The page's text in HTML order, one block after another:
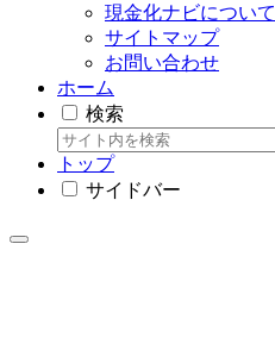
現金化ナビについて
サイトマップ
お問い合わせ
ホーム
検索
トップ
サイドバー